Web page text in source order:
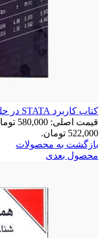
کتاب کاربرد STATA در حل مسائل اقتصادسنجی
قیمت اصلی: 580,000 تومان بود.
522,000 تومان.
بازگشت به محصولات
محصول بعدی